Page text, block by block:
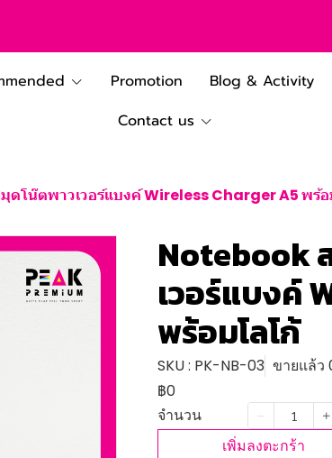
Promotion
Blog & Activity
Contact us
โน๊ตพาวเวอร์แบงค์ Wireless Charger A5 พร้อ
Notebook
เวอร์แบงค์
พร้อมโลโก้
SKU : PK-NB-03 ขายแล้ว
฿0
จำนวน
เพิ่มลงตะกร้า